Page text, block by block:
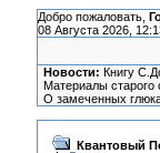
Добро пожаловать,
08 Августа 2026,
Новости: Книгу
Материалы
О замеченных
Квантовый